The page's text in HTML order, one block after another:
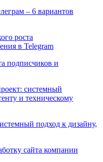
– 6 вариантов
подписчиков и
подход к дизайну,